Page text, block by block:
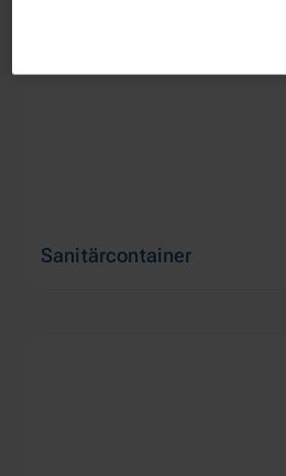
Sanitärcontainer